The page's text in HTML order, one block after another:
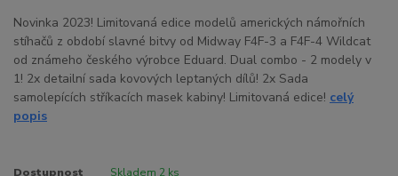
Novinka 2023! Limitovaná edice modelů amerických námořních
stíhačů z období slavné bitvy od Midway F4F-3 a F4F-4 Wildcat
od známeho českého výrobce Eduard. Dual combo - 2 modely v
1! 2x detailní sada kovových leptaných dílů! 2x Sada
samolepících stříkacích masek kabiny! Limitovaná edice! celý
popis
Dostupnost Skladem 2 ks